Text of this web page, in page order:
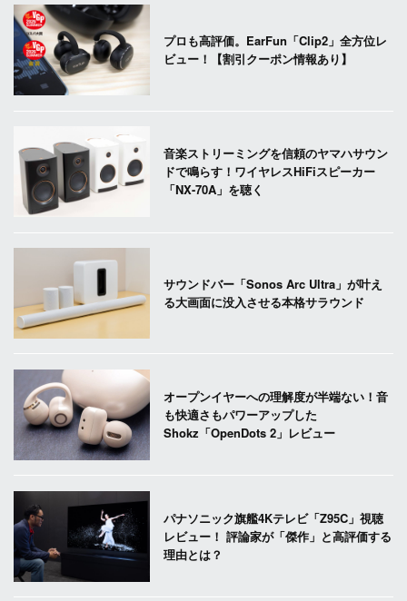
プロも高評価。EarFun「Clip2」全方位レ
ビュー！【割引クーポン情報あり】
音楽ストリーミングを信頼のヤマハサウン
ドで鳴らす！ワイヤレスHiFiスピーカー
「NX-70A」を聴く
サウンドバー「Sonos Arc Ultra」が叶え
る大画面に没入させる本格サラウンド
オープンイヤーへの理解度が半端ない！音
も快適さもパワーアップした
Shokz「OpenDots 2」レビュー
パナソニック旗艦4Kテレビ「Z95C」視聴
レビュー！ 評論家が「傑作」と高評価する
理由とは？